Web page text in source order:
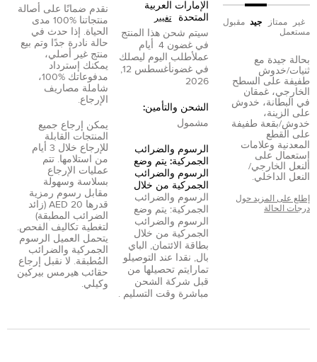
غير
مستعمل
ممتاز جيد مقبول
بحالة جيدة مع
ثنيات/خدوش
طفيفة على السطح
الخارجي، غمقان
في البطانة، خدوش
على الزينة،
خدوش/بقعة طفيفة
على القطع
المعدنية وعلامات
إستعمال على
النعل الخارجي/
النعل الداخلي.
إطلع على المزيد حول
درجات الحالة
الإمارات العربية
المتحدة
تغيير
سيتم شحن هذا المنتج
في غضون 4
أيام
عملأطلب اليوم ليصلك
في غضون
أغسطس 12,
2026
الشحن والتأمين:
مشمول
الرسوم والضرائب
الجمركية: يتم وضع
الرسوم والضرائب
الجمركية من خلال
الرسوم والضرائب
الجمركية: يتم وضع
الرسوم والضرائب
الجمركية من خلال
بطاقة الائتمان,
الباي
بال, نقدا عند التوصيلو
تمارا يتم تحصيلها من
قبل شركة الشحن
مباشرة وقت التسليم .
نقدم ضمانًا على أصالة
منتجاتنا %100 مدى
الحياة. إذا حدث في
حالة نادرة جدًا وتم بيع
منتج غير أصلي،
يمكنك إسترداد
مدفوعاتك %100،
شاملة مصاريف
الإرجاع.
يمكن إرجاع جميع
المنتجات القابلة
للإرجاع خلال 3 أيام
من استلامها. تتم
عمليات الإرجاع
بسلاسة وسهولة
مقابل رسوم رمزية
قدرها 20 AED (زائد
الضرائب المطبقة)
لتغطية تكاليف الفحص.
يتحمل العميل الرسوم
الجمركية والضرائب
المُطبقة. لا نقبل إرجاع
حقائب هيرمس بيركين
وكيلي.